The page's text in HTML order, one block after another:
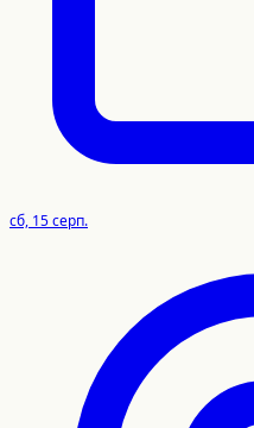
сб, 15 серп.